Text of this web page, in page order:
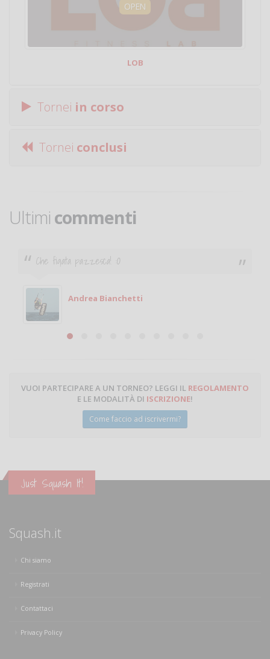
OPEN
LOB
Tornei in corso
Tornei conclusi
Ultimi commenti
Ciao. Sono a Treviglio da poco e vorrei tornare a
giocare. Se sei in zona e puoi giocare fammi sapere.
Michele
Michele Miglionico
VUOI PARTECIPARE A UN TORNEO? LEGGI IL REGOLAMENTO
E LE MODALITÀ DI ISCRIZIONE!
Come faccio ad iscrivermi?
Just Squash It!
Squash.it
Chi siamo
Registrati
Contattaci
Privacy Policy